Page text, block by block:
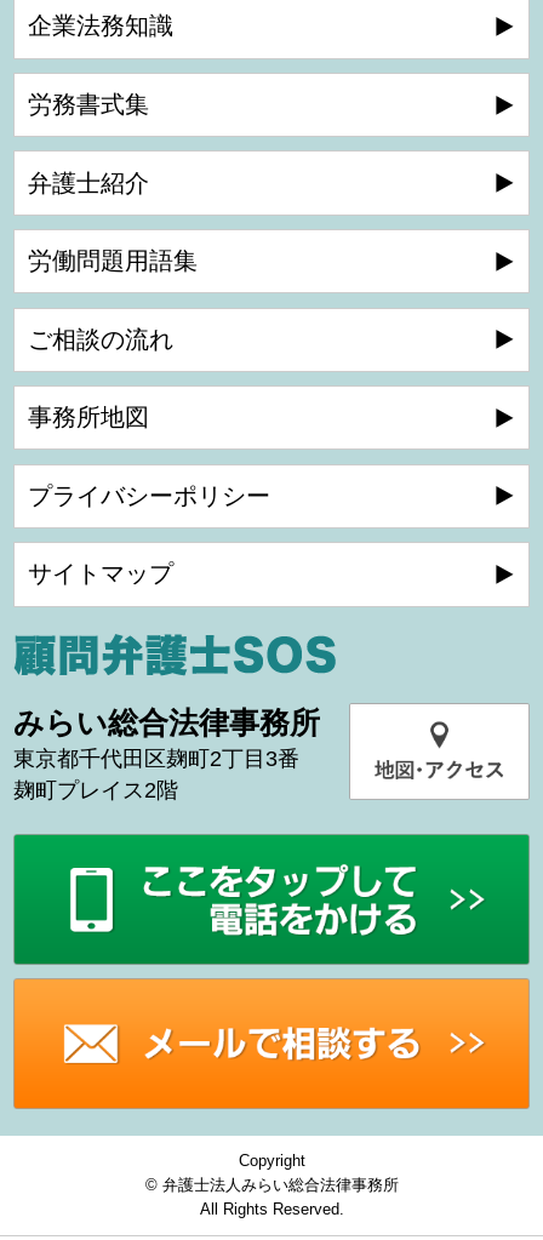
企業法務知識
労務書式集
弁護士紹介
労働問題用語集
ご相談の流れ
事務所地図
プライバシーポリシー
サイトマップ
みらい総合法律事務所
東京都千代田区麹町2丁目3番
麹町プレイス2階
Copyright
© 弁護士法人みらい総合法律事務所
All Rights Reserved.